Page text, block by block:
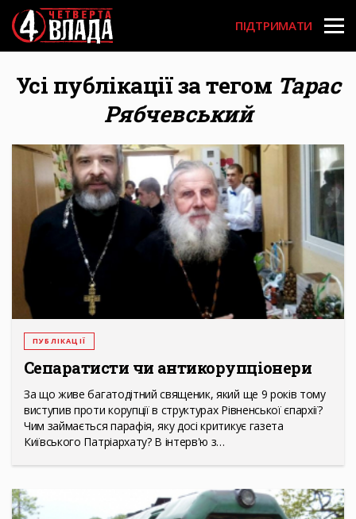
Перейти
до
основного
вмісту
User
account
menu
ПІДТРИМАТИ
Усі публікації за тегом Тарас
Рябчевський
ПУБЛІКАЦІЇ
Сепаратисти чи антикорупціонери
За що живе багатодітний священик, який ще 9 років тому
виступив проти корупції в структурах Рівненської єпархії?
Чим займається парафія, яку досі критикує газета
Київського Патріархату? В інтерв'ю з…